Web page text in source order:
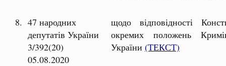
8. 47 народних
депутатів України
3/392(20)
05.08.2020
щодо відповідності
окремих положень
України (ТЕКСТ)